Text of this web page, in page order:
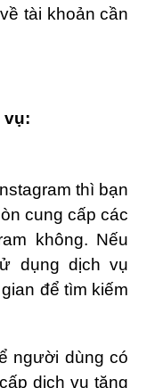
tài khoản cần
vụ:
thì bạn
cung cấp các
không. Nếu
dụng dịch vụ
để tìm kiếm
người dùng có
dịch vụ tăng